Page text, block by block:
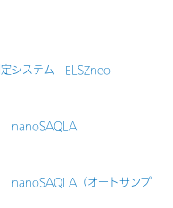
定システム ELSZneo
nanoSAQLA
nanoSAQLA（オートサンプ